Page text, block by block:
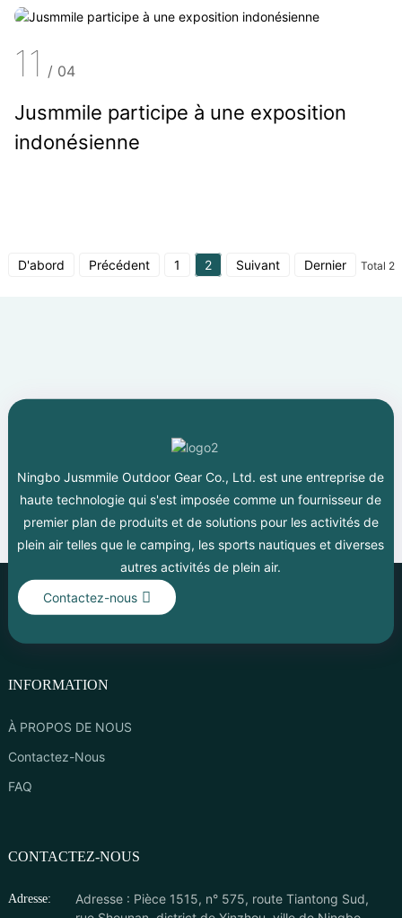
11 / 04
Jusmmile participe à une exposition
indonésienne
D'abord Précédent 1 2 Suivant Dernier Total 2
Ningbo Jusmmile Outdoor Gear Co., Ltd. est une entreprise de
haute technologie qui s'est imposée comme un fournisseur de
premier plan de produits et de solutions pour les activités de
plein air telles que le camping, les sports nautiques et diverses
autres activités de plein air.
Contactez-nous
INFORMATION
À PROPOS DE NOUS
Contactez-Nous
FAQ
CONTACTEZ-NOUS
Adresse:
Adresse : Pièce 1515, n° 575, route Tiantong Sud,